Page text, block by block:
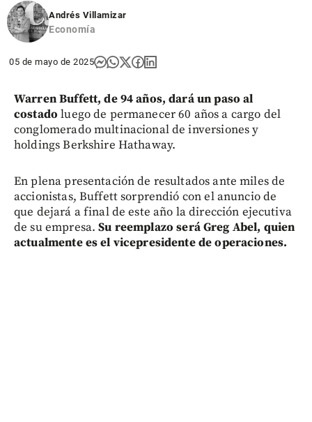
Andrés Villamizar
Economía
05 de mayo de 2025
Warren Buffett, de 94 años, dará un paso al
costado luego de permanecer 60 años a cargo del
conglomerado multinacional de inversiones y
holdings Berkshire Hathaway.
En plena presentación de resultados ante miles de
accionistas, Buffett sorprendió con el anuncio de
que dejará a final de este año la dirección ejecutiva
de su empresa.Su reemplazo será Greg Abel, quien
actualmente es el vicepresidente de operaciones.